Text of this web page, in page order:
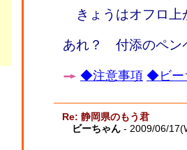
きょうはオフロ上
あれ？ 付添のペン
◆注意事項 ◆ビー
Re: 静岡県のもう君
ビーちゃん - 2009/06/